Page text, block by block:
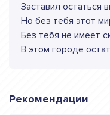
Заставил остаться
Но без тебя этот
Без тебя не имеет
В этом городе
Рекомендации